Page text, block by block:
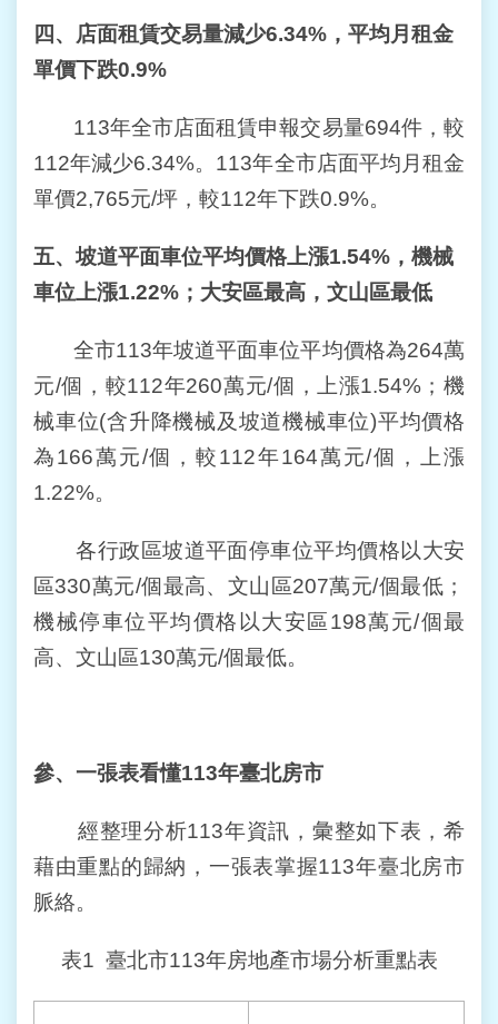
四、店面租賃交易量減少6.34% ，平均月租金
單價下跌0.9%
113年全市店面租賃申報交易量694件，較
112年減少6.34%。113年全市店面平均月租金
單價2,765元/坪，較112年下跌0.9%。
五、坡道平面車位平均價格上漲1.54% ，機械
車位上漲1.22% ；大安區最高，文山區最低
全市113年坡道平面車位平均價格為264萬
元/個，較112年260萬元/個，上漲1.54%；機
械車位(含升降機械及坡道機械車位)平均價格
為166萬元/個，較112年164萬元/個，上漲
1.22%。
各行政區坡道平面停車位平均價格以大安
區330萬元/個最高、文山區207萬元/個最低；
機械停車位平均價格以大安區198萬元/個最
高、文山區130萬元/個最低。
參、一張表看懂113年臺北房市
經整理分析113年資訊，彙整如下表，希
藉由重點的歸納，一張表掌握113年臺北房市
脈絡。
表1 臺北市113年房地產市場分析重點表